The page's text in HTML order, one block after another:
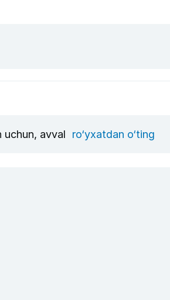
uchun, avval ro‘yxatdan o‘ting